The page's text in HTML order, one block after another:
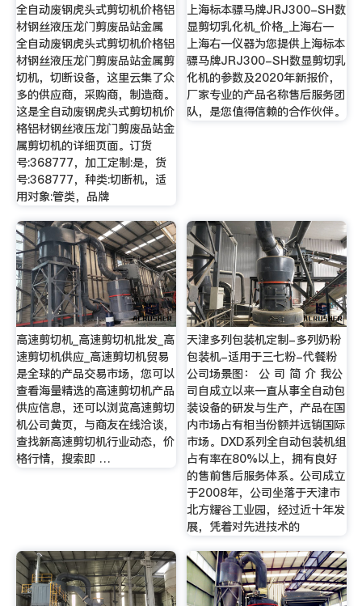
全自动废钢虎头式剪切机价格铝
材钢丝液压龙门剪废品站金属
全自动废钢虎头式剪切机价格铝
材钢丝液压龙门剪废品站金属剪
切机，切断设备，这里云集了众
多的供应商，采购商，制造商。
这是全自动废钢虎头式剪切机价
格铝材钢丝液压龙门剪废品站金
属剪切机的详细页面。订货
号:368777，加工定制:是，货
号:368777，种类:切断机，适
用对象:管类，品牌
上海标本骠马牌JRJ300-SH数
显剪切乳化机_价格_上海右一
上海右一仪器为您提供上海标本
骠马牌JRJ300-SH数显剪切乳
化机的参数及2020年新报价，
厂家专业的产品名称售后服务团
队，是您值得信赖的合作伙伴。
高速剪切机_高速剪切机批发_高
速剪切机供应_高速剪切机贸易
是全球的产品交易市场，您可以
查看海量精选的高速剪切机产品
供应信息，还可以浏览高速剪切
机公司黄页，与商友在线洽谈，
查找新高速剪切机行业动态，价
格行情，搜索即 …
天津多列包装机定制-多列奶粉
包装机-适用于三七粉-代餐粉
公司场景图： 公 司 简 介 我公
司自成立以来一直从事全自动包
装设备的研发与生产，产品在国
内市场占有相当份额并远销国际
市场。DXD系列全自动包装机组
占有率在80%以上，拥有良好
的售前售后服务体系。公司成立
于2008年，公司坐落于天津市
北方耀谷工业园，经过近十年发
展，凭着对先进技术的